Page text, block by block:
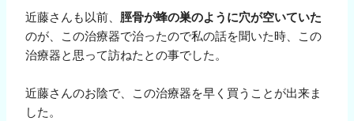
近藤さんも以前、 脛骨が蜂の巣のように穴が空いていた
のが、この治療器で治ったので私の話を聞いた時、この
治療器と思って訪ねたとの事でした。
近藤さんのお陰で、この治療器を早く買うことが出来ま
した。